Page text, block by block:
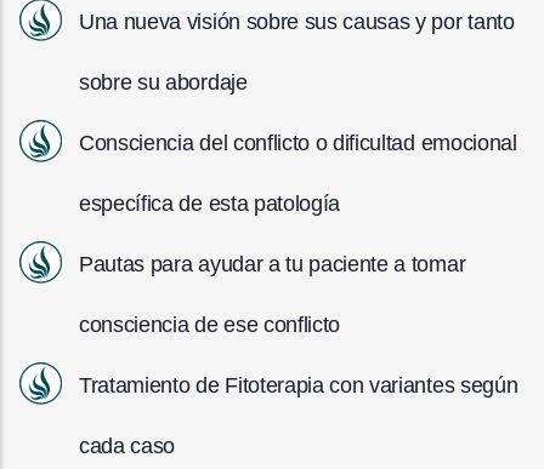
Una nueva visión sobre sus causas y por tanto
sobre su abordaje
Consciencia del conflicto o dificultad emocional
específica de esta patología
Pautas para ayudar a tu paciente a tomar
consciencia de ese conflicto
Tratamiento de Fitoterapia con variantes según
cada caso